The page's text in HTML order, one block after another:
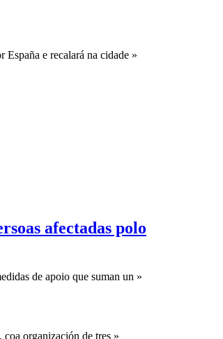
e recalará na cidade »
afectadas polo
de apoio que suman un »
organización de tres »